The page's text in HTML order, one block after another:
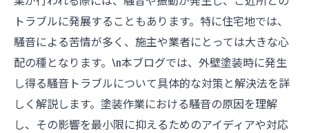
トラブルに発展することもあります。特に住宅地では、
騒音による苦情が多く、施主や業者にとっては大きな心
配の種となります。\n本ブログでは、外壁塗装時に発生
し得る騒音トラブルについて具体的な対策と解決法を詳
しく解説します。塗装作業における騒音の原因を理解
し、その影響を最小限に抑えるためのアイディアや対応